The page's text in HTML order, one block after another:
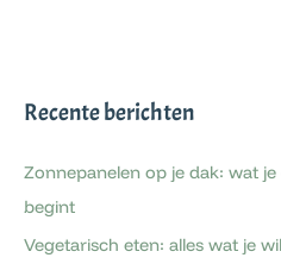
Recente berichten
Zonnepanelen op je dak: wat
begint
Vegetarisch eten: alles wat je